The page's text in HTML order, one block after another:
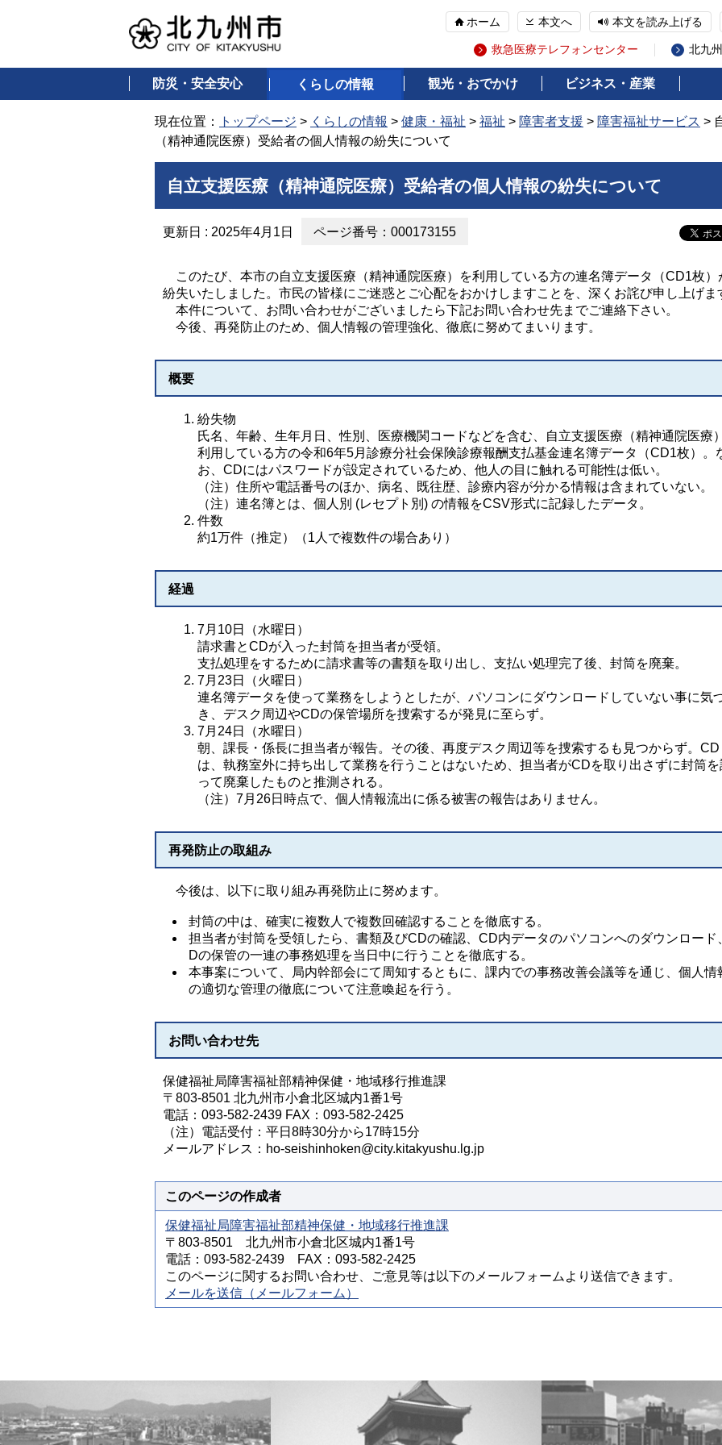
ホーム 本文へ 本文を読み上げる
救急医療テレフォンセンター 北九
防災・安全安心 くらしの情報 観光・おでかけ ビジネス・産業
現在位置： トップページ > くらしの情報 > 健康・福祉 > 福祉 > 障害者支援 > 障害福祉サービス >
（精神通院医療）受給者の個人情報の紛失について
自立支援医療（精神通院医療）受給者の個人情報の紛失について
更新日 : 2025年4月1日 ページ番号：000173155
このたび、本市の自立支援医療（精神通院医療）を利用している方の連名簿データ（CD1枚）
紛失いたしました。市民の皆様にご迷惑とご心配をおかけしますことを、深くお詫び申し上げま
本件について、お問い合わせがございましたら下記お問い合わせ先までご連絡下さい。
今後、再発防止のため、個人情報の管理強化、徹底に努めてまいります。
概要
紛失物
氏名、年齢、生年月日、性別、医療機関コードなどを含む、自立支援医療（精神通院医療
利用している方の令和6年5月診療分社会保険診療報酬支払基金連名簿データ（CD1枚）。
お、CDにはパスワードが設定されているため、他人の目に触れる可能性は低い。
（注）住所や電話番号のほか、病名、既往歴、診療内容が分かる情報は含まれていない。
（注）連名簿とは、個人別 (レセプト別) の情報をCSV形式に記録したデータ。
件数
約1万件（推定）（1人で複数件の場合あり）
経過
7月10日（水曜日）
​請求書とCDが入った封筒を担当者が受領。
支払処理をするために請求書等の書類を取り出し、支払い処理完了後、封筒を廃棄。
7月23日（火曜日）
連名簿データを使って業務をしようとしたが、パソコンにダウンロードしていない事に気
き、デスク周辺やCDの保管場所を捜索するが発見に至らず。
7月24日（水曜日）
朝、課長・係長に担当者が報告。その後、再度デスク周辺等を捜索するも見つからず。CD
は、執務室外に持ち出して業務を行うことはないため、担当者がCDを取り出さずに封筒を
って廃棄したものと推測される。
（注）7月26日時点で、個人情報流出に係る被害の報告はありません。
再発防止の取組み
今後は、以下に取り組み再発防止に努めます。
封筒の中は、確実に複数人で複数回確認することを徹底する。
担当者が封筒を受領したら、書類及びCDの確認、CD内データのパソコンへのダウンロード
Dの保管の一連の事務処理を当日中に行うことを徹底する。
本事案について、局内幹部会にて周知するともに、課内での事務改善会議等を通じ、個人情
の適切な管理の徹底について注意喚起を行う。
お問い合わせ先
保健福祉局障害福祉部精神保健・地域移行推進課
〒803-8501 北九州市小倉北区城内1番1号
電話：093-582-2439 FAX：093-582-2425
（注）電話受付：平日8時30分から17時15分
メールアドレス：ho-seishinhoken@city.kitakyushu.lg.jp
このページの作成者
保健福祉局障害福祉部精神保健・地域移行推進課
〒803-8501 北九州市小倉北区城内1番1号
電話：093-582-2439 FAX：093-582-2425
このページに関するお問い合わせ、ご意見等は以下のメールフォームより送信できます。
メールを送信（メールフォーム）